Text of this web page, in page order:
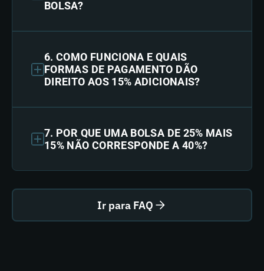
BOLSA?
6. COMO FUNCIONA E QUAIS
FORMAS DE PAGAMENTO DÃO
DIREITO AOS 15% ADICIONAIS?
7. POR QUE UMA BOLSA DE 25% MAIS
15% NÃO CORRESPONDE A 40%?
Ir para FAQ